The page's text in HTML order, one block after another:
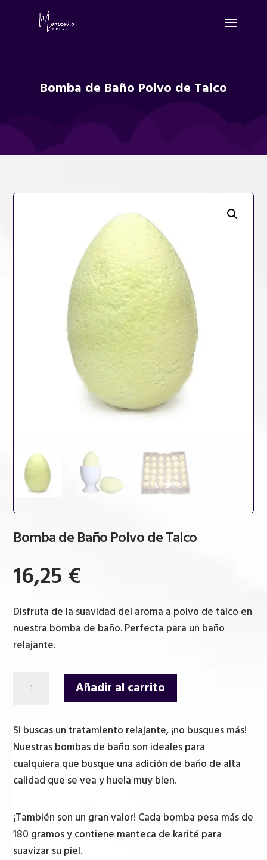
Bomba de Baño Polvo de Talco
Bomba de Baño Polvo de Talco
16,25€
Disfruta de la suavidad del aroma a polvo de talco en
nuestra bomba de baño. Perfecta para un baño
relajante.
Polvo
de
Talco
cantidad
Añadir al carrito
Si buscas un tratamiento relajante, ¡no busques más!
Nuestras bombas de baño son ideales para
cualquiera que busque una adición de baño de alta
calidad que se vea y huela muy bien.
¡También son un gran valor! Cada bomba pesa más de
180 gramos y contiene manteca de karité para
suavizar su piel.